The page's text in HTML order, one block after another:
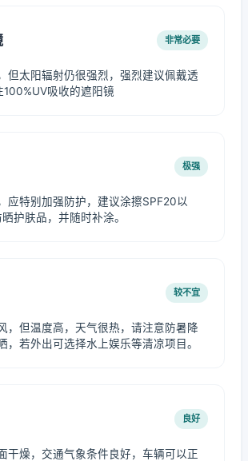
非常必要
但太阳辐射仍很强烈，强烈建议佩戴透
吸收的遮阳镜
极强
应特别加强防护，建议涂擦SPF20以
护肤品，并随时补涂。
较不宜
，但温度高，天气很热，请注意防暑降
，若外出可选择水上娱乐等清凉项目。
良好
干燥，交通气象条件良好，车辆可以正